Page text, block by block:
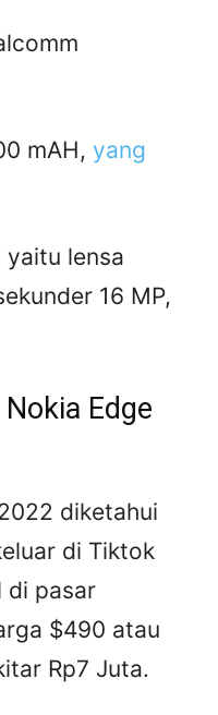
mAH, yang
yaitu lensa
16 MP,
Edge
diketahui
di Tiktok
di pasar
$490 atau
Rp7 Juta.